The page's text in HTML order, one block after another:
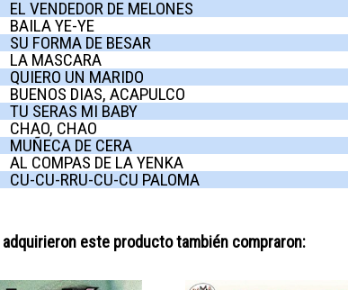
EL VENDEDOR DE MELONES
BAILA YE-YE
SU FORMA DE BESAR
LA MASCARA
QUIERO UN MARIDO
BUENOS DIAS, ACAPULCO
TU SERAS MI BABY
CHAO, CHAO
MUÑECA DE CERA
AL COMPAS DE LA YENKA
CU-CU-RRU-CU-CU PALOMA
este producto también compraron: